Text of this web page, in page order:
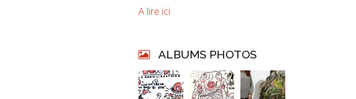
A lire ici
ALBUMS PHOTOS